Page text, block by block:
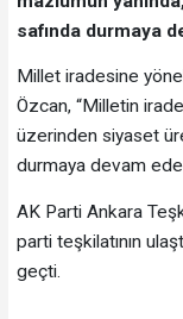
safında durmaya
Millet iradesine
Özcan, “Milletin
üzerinden siyaset
durmaya devam
AK Parti Ankara
parti teşkilatının
geçti.